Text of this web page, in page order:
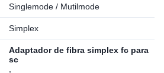
Singlemode / Mutilmode
Simplex
Adaptador de fibra simplex fc para
sc